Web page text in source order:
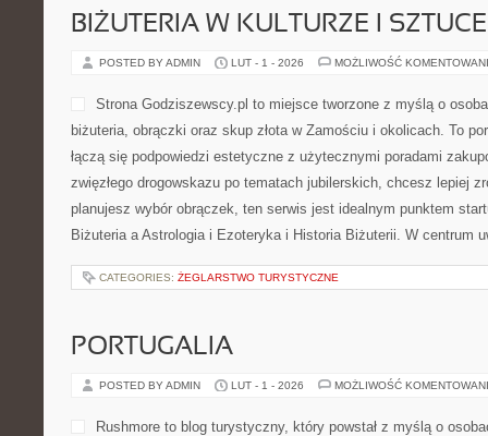
BIŻUTERIA W KULTURZE I SZTUCE
POSTED BY ADMIN LUT - 1 - 2026 MOŻLIWOŚĆ
Strona Godziszewscy.pl to miejsce tworzone z myślą o
biżuteria, obrączki oraz skup złota w Zamościu i okolicach. To
łączą się podpowiedzi estetyczne z użytecznymi poradami
zwięzłego drogowskazu po tematach jubilerskich, chcesz lepiej
planujesz wybór obrączek, ten serwis jest idealnym punktem
Biżuteria a Astrologia i Ezoteryka i Historia Biżuterii. W centrum
CATEGORIES: ŻEGLARSTWO TURYSTYCZNE
PORTUGALIA
POSTED BY ADMIN LUT - 1 - 2026 MOŻLIWOŚĆ
Rushmore to blog turystyczny, który powstał z myślą o